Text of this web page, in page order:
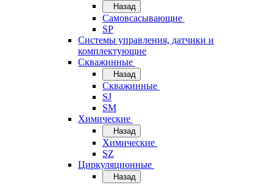
Назад
Самовсасывающие
SP
Системы управления, датчики и
комплектующие
Скважинные
Назад
Скважинные
SJ
SM
Химические
Назад
Химические
SZ
Циркуляционные
Назад